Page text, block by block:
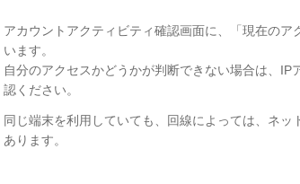
アカウントアクティビティ確認画面に、「現在の
います。
自分のアクセスかどうかが判断できない場合は、
認ください。
同じ端末を利用していても、回線によっては、ネ
あります。